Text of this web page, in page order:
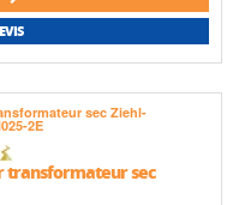
transformateur sec